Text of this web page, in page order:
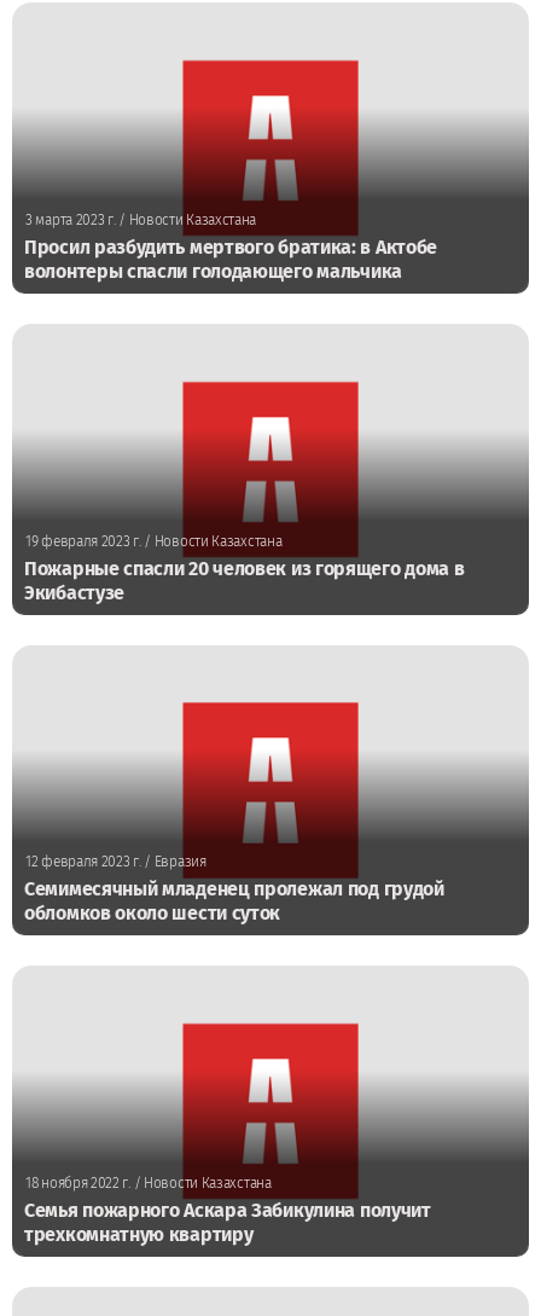
3 марта 2023 г./ Новости Казахстана
Просил разбудить мертвого братика: в Актобе
волонтеры спасли голодающего мальчика
19 февраля 2023 г. / Новости Казахстана
Пожарные спасли 20 человек из горящего дома в
Экибастузе
12 февраля 2023 г./ Евразия
Семимесячный младенец пролежал под грудой
обломков около шести суток
18 ноября 2022 г./ Новости Казахстана
Семья пожарного Аскара Забикулина получит
трехкомнатную квартиру